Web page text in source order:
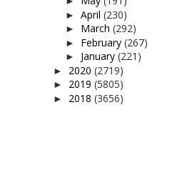
► April (230)
► March (292)
► February (267)
► January (221)
► 2020 (2719)
► 2019 (5805)
► 2018 (3656)